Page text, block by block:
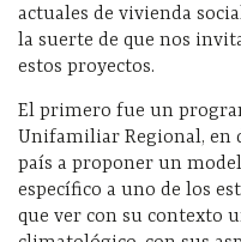
actuales de vivienda
la suerte de que nos
estos proyectos.
El primero fue un
Unifamiliar Regional, en
país a proponer un
específico a uno de los
que ver con su contexto